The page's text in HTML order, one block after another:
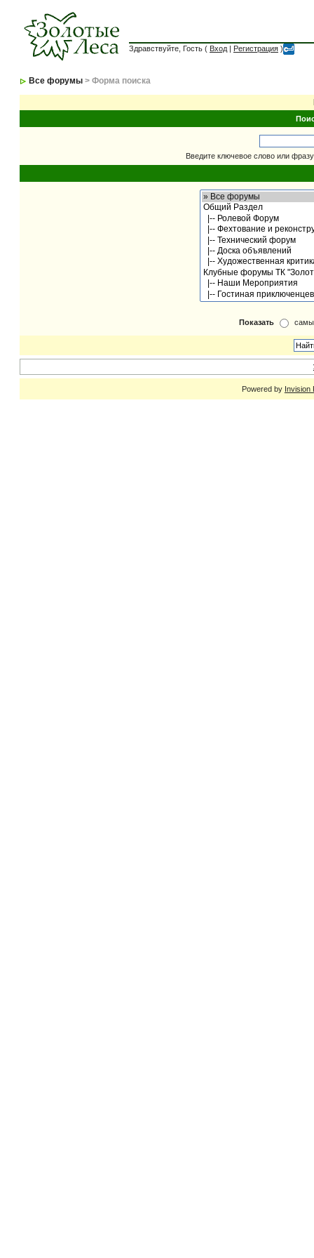
Здравствуйте, Гость ( Вход | Регистрация )
Все форумы > Форма поиска
Введите ключевое слово или
Показать
Powered by Invision